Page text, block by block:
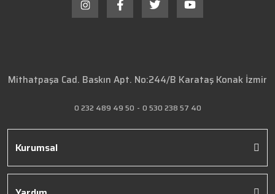
Mithatpaşa Cad. Baskın Apt. No:244/B Karataş Konak İzmir
0 232 489 49 50 - 0 530 238 57 40
Kurumsal